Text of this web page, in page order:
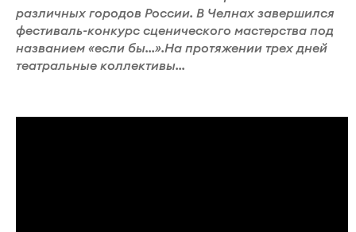
различных городов России. В Челнах завершился
фестиваль-конкурс сценического мастерства под
названием «если бы…».На протяжении трех дней
театральные коллективы...